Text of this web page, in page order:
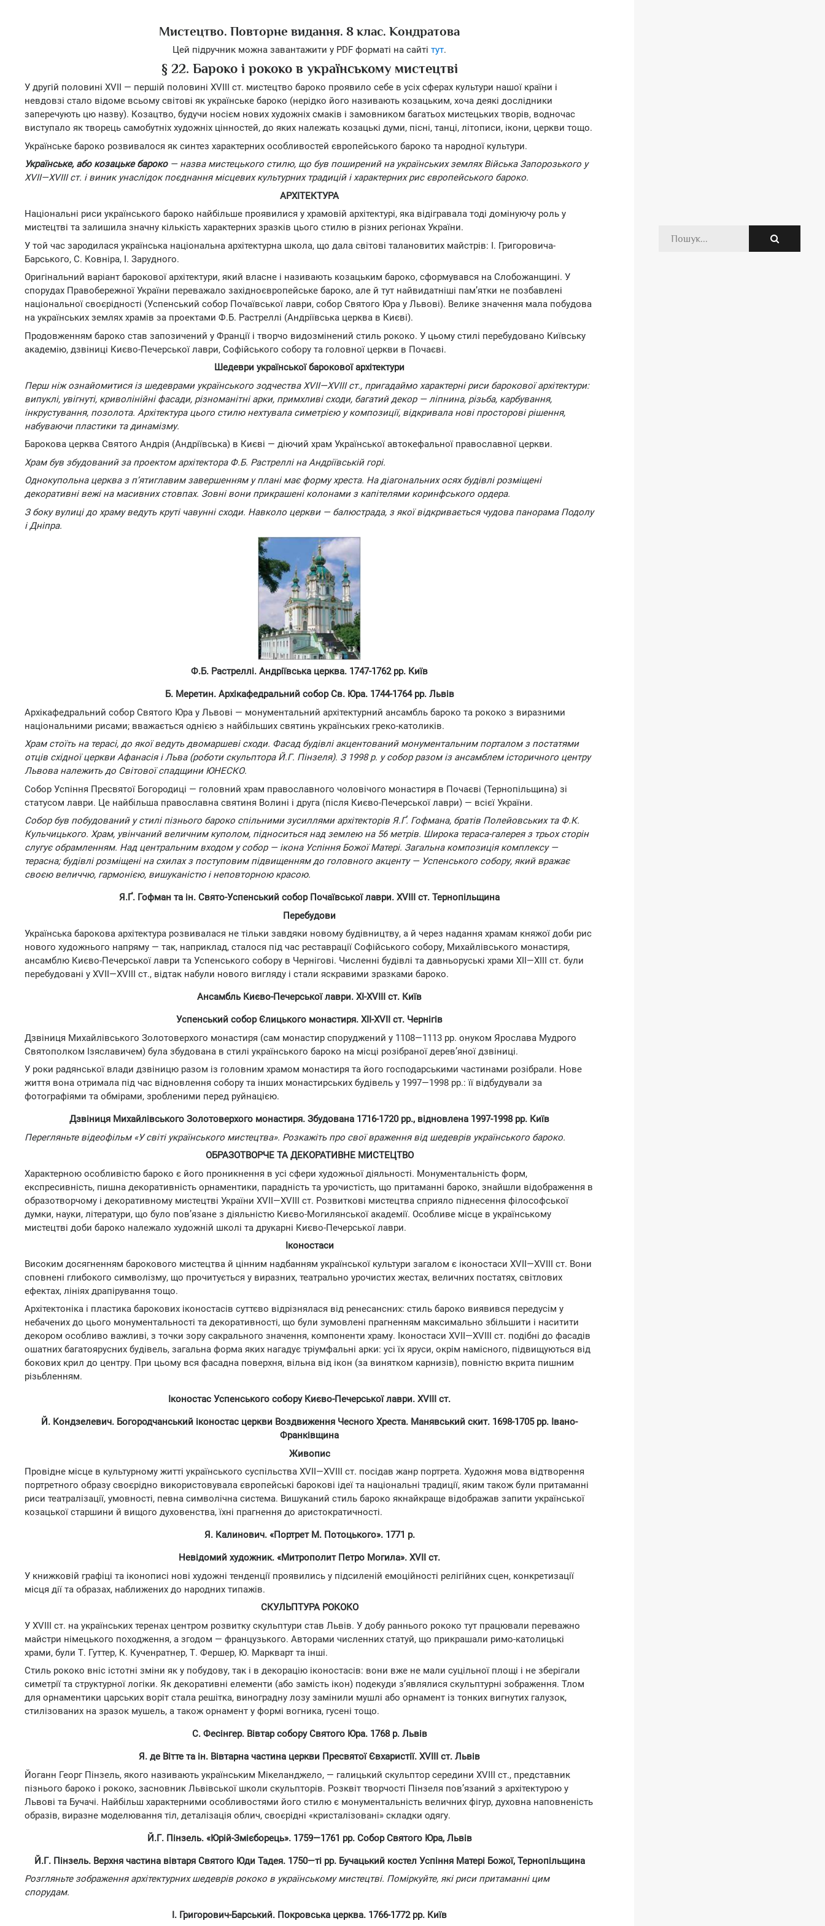
Мистецтво. Повторне видання. 8 клас. Кондратова
Цей підручник можна завантажити у PDF форматі на сайті тут.
§ 22. Бароко і рококо в українському мистецтві
У другій половині XVII — першій половині XVIII ст. мистецтво бароко проявило себе в усіх сферах культури нашої країни і
невдовзі стало відоме всьому світові як українське бароко (нерідко його називають козацьким, хоча деякі дослідники
заперечують цю назву). Козацтво, будучи носієм нових художніх смаків і замовником багатьох мистецьких творів, водночас
виступало як творець самобутніх художніх цінностей, до яких належать козацькі думи, пісні, танці, літописи, ікони, церкви тощо.
Українське бароко розвивалося як синтез характерних особливостей європейського бароко та народної культури.
Українське, або козацьке бароко— назва мистецького стилю, що був поширений на українських землях Війська Запорозького у
XVII—XVIII ст. і виник унаслідок поєднання місцевих культурних традицій і характерних рис європейського бароко.
АРХІТЕКТУРА
Національні риси українського бароко найбільше проявилися у храмовій архітектурі, яка відігравала тоді домінуючу роль у
мистецтві та залишила значну кількість характерних зразків цього стилю в різних регіонах України.
У той час зародилася українська національна архітектурна школа, що дала світові талановитих майстрів: І. Григоровича-
Барського, С. Ковніра, І. Зарудного.
Оригінальний варіант барокової архітектури, який власне і називають козацьким бароко, сформувався на Слобожанщині. У
спорудах Правобережної України переважало західноєвропейське бароко, але й тут найвидатніші пам’ятки не позбавлені
національної своєрідності (Успенський собор Почаївської лаври, собор Святого Юра у Львові). Велике значення мала побудова
на українських землях храмів за проектами Ф.Б. Растреллі (Андріївська церква в Києві).
Продовженням бароко став запозичений у Франції і творчо видозмінений стиль рококо. У цьому стилі перебудовано Київську
академію, дзвіниці Києво-Печерської лаври, Софійського собору та головної церкви в Почаєві.
Шедеври української барокової архітектури
Перш ніж ознайомитися із шедеврами українського зодчества XVII—XVIII ст., пригадаймо характерні риси барокової архітектури:
випуклі, увігнуті, криволінійні фасади, різноманітні арки, примхливі сходи, багатий декор — ліпнина, різьба, карбування,
інкрустування, позолота. Архітектура цього стилю нехтувала симетрією у композиції, відкривала нові просторові рішення,
набуваючи пластики та динамізму.
Барокова церква Святого Андрія (Андріївська) в Києві — діючий храм Української автокефальної православної церкви.
Храм був збудований за проектом архітектора Ф.Б. Растреллі на Андріївській горі.
Однокупольна церква з п’ятиглавим завершенням у плані має форму хреста. На діагональних осях будівлі розміщені
декоративні вежі на масивних стовпах. Зовні вони прикрашені колонами з капітелями коринфського ордера.
З боку вулиці до храму ведуть круті чавунні сходи. Навколо церкви — балюстрада, з якої відкривається чудова панорама Подолу
і Дніпра.
Ф.Б. Растреллі. Андріївська церква. 1747-1762 рр. Київ
Б. Меретин. Архікафедральний собор Св. Юра. 1744-1764 рр. Львів
Архікафедральний собор Святого Юра у Львові — монументальний архітектурний ансамбль бароко та рококо з виразними
національними рисами; вважається однією з найбільших святинь українських греко-католиків.
Храм стоїть на терасі, до якої ведуть двомаршеві сходи. Фасад будівлі акцентований монументальним порталом з постатями
отців східної церкви Афанасія і Льва (роботи скульптора Й.Г. Пінзеля). З 1998 р. у собор разом із ансамблем історичного центру
Львова належить до Світової спадщини ЮНЕСКО.
Собор Успіння Пресвятої Богородиці — головний храм православного чоловічого монастиря в Почаєві (Тернопільщина) зі
статусом лаври. Це найбільша православна святиня Волині і друга (після Києво-Печерської лаври) — всієї України.
Собор був побудований у стилі пізнього бароко спільними зусиллями архітекторів Я.Ґ. Гофмана, братів Полейовських та Ф.К.
Кульчицького. Храм, увінчаний величним куполом, підноситься над землею на 56 метрів. Широка тераса-галерея з трьох сторін
слугує обрамленням. Над центральним входом у собор — ікона Успіння Божої Матері. Загальна композиція комплексу —
терасна; будівлі розміщені на схилах з поступовим підвищенням до головного акценту — Успенського собору, який вражає
своєю величчю, гармонією, вишуканістю і неповторною красою.
Я.Ґ. Гофман та ін. Свято-Успенський собор Почаївської лаври. XVIII ст. Тернопільщина
Перебудови
Українська барокова архітектура розвивалася не тільки завдяки новому будівництву, а й через надання храмам княжої доби рис
нового художнього напряму — так, наприклад, сталося під час реставрації Софійського собору, Михайлівського монастиря,
ансамблю Києво-Печерської лаври та Успенського собору в Чернігові. Численні будівлі та давньоруські храми XII—XIII ст. були
перебудовані у XVII—XVIII ст., відтак набули нового вигляду і стали яскравими зразками бароко.
Ансамбль Києво-Печерської лаври. XI-XVIII ст. Київ
Успенський собор Єлицького монастиря. XII-XVII ст. Чернігів
Дзвіниця Михайлівського Золотоверхого монастиря (сам монастир споруджений у 1108—1113 рр. онуком Ярослава Мудрого
Святополком Ізяславичем) була збудована в стилі українського бароко на місці розібраної дерев’яної дзвіниці.
У роки радянської влади дзвіницю разом із головним храмом монастиря та його господарськими частинами розібрали. Нове
життя вона отримала під час відновлення собору та інших монастирських будівель у 1997—1998 рр.: її відбудували за
фотографіями та обмірами, зробленими перед руйнацією.
Дзвіниця Михайлівського Золотоверхого монастиря. Збудована 1716-1720 рр., відновлена 1997-1998 рр. Київ
Перегляньте відеофільм «У світі українського мистецтва». Розкажіть про свої враження від шедеврів українського бароко.
ОБРАЗОТВОРЧЕ ТА ДЕКОРАТИВНЕ МИСТЕЦТВО
Характерною особливістю бароко є його проникнення в усі сфери художньої діяльності. Монументальність форм,
експресивність, пишна декоративність орнаментики, парадність та урочистість, що притаманні бароко, знайшли відображення в
образотворчому і декоративному мистецтві України XVII—XVIII ст. Розвиткові мистецтва сприяло піднесення філософської
думки, науки, літератури, що було пов’язане з діяльністю Києво-Могилянської академії. Особливе місце в українському
мистецтві доби бароко належало художній школі та друкарні Києво-Печерської лаври.
Іконостаси
Високим досягненням барокового мистецтва й цінним надбанням української культури загалом є іконостаси XVII—XVIII ст. Вони
сповнені глибокого символізму, що прочитується у виразних, театрально урочистих жестах, величних постатях, світлових
ефектах, лініях драпірування тощо.
Архітектоніка і пластика барокових іконостасів суттєво відрізнялася від ренесансних: стиль бароко виявився передусім у
небачених до цього монументальності та декоративності, що були зумовлені прагненням максимально збільшити і наситити
декором особливо важливі, з точки зору сакрального значення, компоненти храму. Іконостаси XVII—XVIII ст. подібні до фасадів
ошатних багатоярусних будівель, загальна форма яких нагадує тріумфальні арки: усі їх яруси, окрім намісного, підвищуються від
бокових крил до центру. При цьому вся фасадна поверхня, вільна від ікон (за винятком карнизів), повністю вкрита пишним
різьбленням.
Іконостас Успенського собору Києво-Печерської лаври. XVIII ст.
Й. Кондзелевич. Богородчанський іконостас церкви Воздвиження Чесного Хреста. Манявський скит. 1698-1705 рр. Івано-
Франківщина
Живопис
Провідне місце в культурному житті українського суспільства XVII—XVIII ст. посідав жанр портрета. Художня мова відтворення
портретного образу своєрідно використовувала європейські барокові ідеї та національні традиції, яким також були притаманні
риси театралізації, умовності, певна символічна система. Вишуканий стиль бароко якнайкраще відображав запити української
козацької старшини й вищого духовенства, їхні прагнення до аристократичності.
Я. Калинович. «Портрет М. Потоцького». 1771 р.
Невідомий художник. «Митрополит Петро Могила». XVII ст.
У книжковій графіці та іконописі нові художні тенденції проявились у підсиленій емоційності релігійних сцен, конкретизації
місця дії та образах, наближених до народних типажів.
СКУЛЬПТУРА РОКОКО
У XVIII ст. на українських теренах центром розвитку скульптури став Львів. У добу раннього рококо тут працювали переважно
майстри німецького походження, а згодом — французького. Авторами численних статуй, що прикрашали римо-католицькі
храми, були Т. Гуттер, К. Кученратнер, Т. Фершер, Ю. Маркварт та інші.
Стиль рококо вніс істотні зміни як у побудову, так і в декорацію іконостасів: вони вже не мали суцільної площі і не зберігали
симетрії та структурної логіки. Як декоративні елементи (або замість ікон) подекуди з’являлися скульптурні зображення. Тлом
для орнаментики царських воріт стала решітка, виноградну лозу замінили мушлі або орнамент із тонких вигнутих галузок,
стилізованих на зразок мушель, а також орнамент у формі вогника, гусені тощо.
С. Фесінгер. Вівтар собору Святого Юра. 1768 р. Львів
Я. де Вітте та ін. Вівтарна частина церкви Пресвятої Євхаристії. XVIII ст. Львів
Йоганн Георг Пінзель, якого називають українським Мікеланджело, — галицький скульптор середини XVIII ст., представник
пізнього бароко і рококо, засновник Львівської школи скульпторів. Розквіт творчості Пінзеля пов’язаний з архітектурою у
Львові та Бучачі. Найбільш характерними особливостями його стилю є монументальність величних фігур, духовна наповненість
образів, виразне моделювання тіл, деталізація облич, своєрідні «кристалізовані» складки одягу.
Й.Г. Пінзель. «Юрій-Змієборець». 1759—1761 рр. Собор Святого Юра, Львів
Й.Г. Пінзель. Верхня частина вівтаря Святого Юди Тадея. 1750—ті рр. Бучацький костел Успіння Матері Божої, Тернопільщина
Розгляньте зображення архітектурних шедеврів рококо в українському мистецтві. Поміркуйте, які риси притаманні цим
спорудам.
І. Григорович-Барський. Покровська церква. 1766-1772 рр. Київ